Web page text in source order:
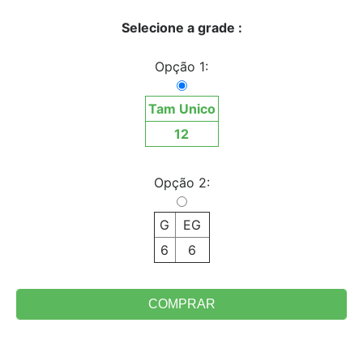
Selecione a grade :
Opção 1:
Tam Unico
12
Opção 2:
G
EG
6
6